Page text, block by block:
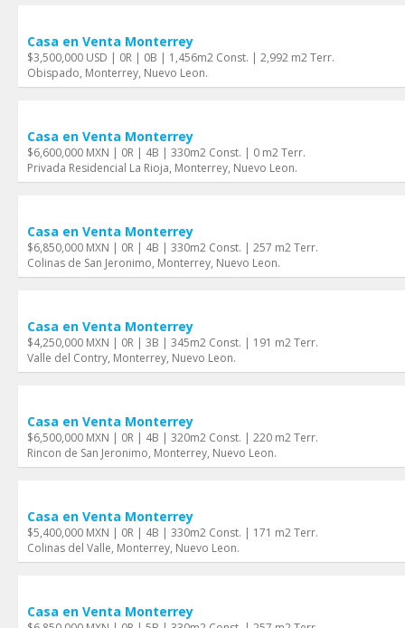
Casa en Venta Monterrey
$3,500,000 USD | 0R | 0B | 1,456m2 Const. | 2,992 m2 Terr.
Obispado, Monterrey, Nuevo Leon.
Casa en Venta Monterrey
$6,600,000 MXN | 0R | 4B | 330m2 Const. | 0 m2 Terr.
Privada Residencial La Rioja, Monterrey, Nuevo Leon.
Casa en Venta Monterrey
$6,850,000 MXN | 0R | 4B | 330m2 Const. | 257 m2 Terr.
Colinas de San Jeronimo, Monterrey, Nuevo Leon.
Casa en Venta Monterrey
$4,250,000 MXN | 0R | 3B | 345m2 Const. | 191 m2 Terr.
Valle del Contry, Monterrey, Nuevo Leon.
Casa en Venta Monterrey
$6,500,000 MXN | 0R | 4B | 320m2 Const. | 220 m2 Terr.
Rincon de San Jeronimo, Monterrey, Nuevo Leon.
Casa en Venta Monterrey
$5,400,000 MXN | 0R | 4B | 330m2 Const. | 171 m2 Terr.
Colinas del Valle, Monterrey, Nuevo Leon.
Casa en Venta Monterrey